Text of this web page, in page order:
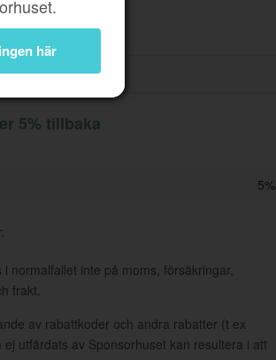
här
5% tillbaka
5%
:
i normalfallet inte på moms, försäkringar,
frakt.
av rabattkoder och andra rabatter (t ex
ej utfärdats av Sponsorhuset kan resultera i att